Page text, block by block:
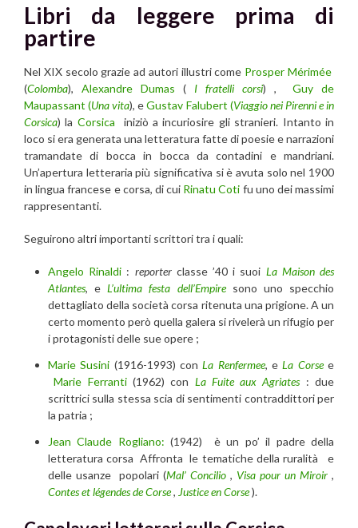
Libri da leggere prima di
partire
Nel XIX secolo grazie ad autori illustri come Prosper Mérimée
(Colomba), Alexandre Dumas ( I fratelli corsi) , Guy de
Maupassant (Una vita), eGustav Falubert (Viaggio nei Pirenni e in
Corsica) la Corsica iniziò a incuriosire gli stranieri. Intanto in
loco si era generata una letteratura fatte di poesie e narrazioni
tramandate di bocca in bocca da contadini e mandriani.
Un’apertura letteraria più significativa si è avuta solo nel 1900
in lingua francese e corsa, di cui Rinatu Coti fu uno dei massimi
rappresentanti.
Seguirono altri importanti scrittori tra i quali:
Angelo Rinaldi : reporter classe ’40 i suoi La Maison des
Atlantes, eL’ultima festa dell’Empiresono uno specchio
dettagliato della società corsa ritenuta una prigione. A un
certo momento però quella galera si rivelerà un rifugio per
i protagonisti delle sue opere ;
Marie Susini (1916-1993) conLa Renfermee, eLa Corsee
Marie Ferranti(1962) con La Fuite aux Agriates: due
scrittrici sulla stessa scia di sentimenti contraddittori per
la patria ;
Jean Claude Rogliano:(1942) è un po’ il padre della
letteratura corsa Affronta le tematiche della ruralità e
delle usanze popolari (Mal’ Concilio , Visa pour un Miroir ,
Contes et légendes de Corse, Justice en Corse).